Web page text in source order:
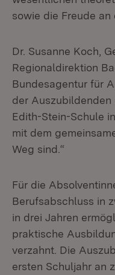
sowie die Freude
Dr. Susanne Koch,
Regionaldirektion
Bundesagentur für
der
Edith-Stein-Schule
mit dem
Weg sind.“
Für die
Berufsabschluss in
in drei Jahren
praktische
verzahnt. Die
ersten Schuljahr an